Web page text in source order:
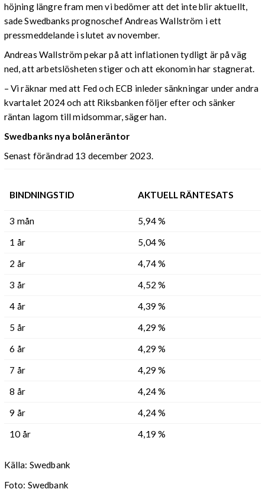
höjning längre fram men vi bedömer att det inte blir aktuellt,
sade Swedbanks prognoschef Andreas Wallström i ett
pressmeddelande i slutet av november.
Andreas Wallström pekar på att inflationen tydligt är på väg
ned, att arbetslösheten stiger och att ekonomin har stagnerat.
– Vi räknar med att Fed och ECB inleder sänkningar under andra
kvartalet 2024 och att Riksbanken följer efter och sänker
räntan lagom till midsommar, säger han.
Swedbanks nya bolåneräntor
Senast förändrad 13 december 2023.
BINDNINGSTID AKTUELL RÄNTESATS
3 mån
5,94 %
1 år
5,04 %
2 år
4,74 %
3 år
4,52 %
4 år
4,39 %
5 år
4,29 %
6 år
4,29 %
7 år
4,29 %
8 år
4,24 %
9 år
4,24 %
10 år
4,19 %
Källa: Swedbank
Foto: Swedbank